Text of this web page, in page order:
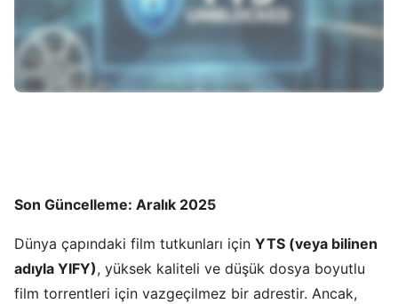
Son Güncelleme: Aralık 2025
Dünya çapındaki film tutkunları için YTS (veya bilinen
adıyla YIFY), yüksek kaliteli ve düşük dosya boyutlu
film torrentleri için vazgeçilmez bir adrestir. Ancak,